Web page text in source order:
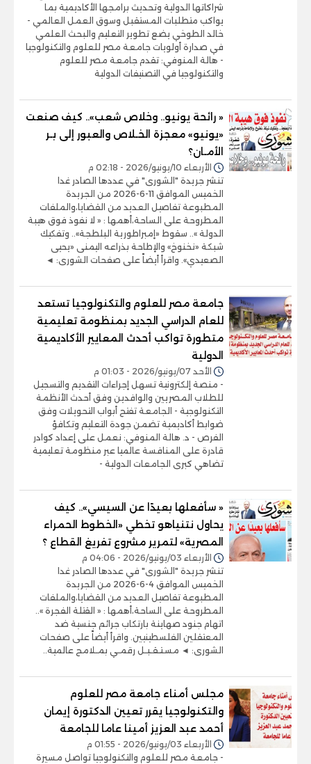
شراكاتها الدولية وتحديث برامجها الأكاديمية بما
يواكب متطلبات المستقبل وسوق العمل العالمي -
خالد الطوخي يضع تطوير التعليم والبحث العلمي
في صدارة أولويات جامعة مصر للعلوم والتكنولوجيا
- هالة المنوفي: تقدم جامعة مصر للعلوم
والتكنولوجيا في التصنيفات الدولية
« رائحة يونيو.. وخلاص شعب».. كيف صنعت
«يونيو» معجزة الخـلاص والعبور إلى بـر
الأمـان؟
الأربعاء 10/يونيو/2026 - 02:18 م
تنشر جريدة "الشورى" في عددها الصادر غدا
الخميس الموافق 11-6-2026 من الجريدة
المطبوعة تفاصيل العديد من القضايا،والملفات
المطروحة على الساحة،أهمها : « لا نفوذ فوق هيبة
الدولة ».. سقوط «إمبراطورية البلطجة».. وتفكيك
شبكة «نخنوخ» والإطاحة بذراعه اليمنى «يحيى
الصعيدي». واقرأ أيضاً على صفحات الشورى: ◄
جامعة مصر للعلوم والتكنولوجيا تستعد
للعام الدراسي الجديد بمنظومة تعليمية
متطورة تواكب أحدث المعايير الأكاديمية
الدولية
الأحد 07/يونيو/2026 - 01:03 م
- منصة إلكترونية تسهل إجراءات التقديم والتسجيل
للطلاب المصريين والوافدين وفق أحدث الأنظمة
التكنولوجية - الجامعة تفتح أبواب التحويلات وفق
ضوابط أكاديمية تضمن جودة التعليم وتكافؤ
الفرص - د. هالة المنوفي: نعمل على إعداد كوادر
قادرة على المنافسة عالميا عبر منظومة تعليمية
تضاهي كبرى الجامعات الدولية -
« سأفعلها بعيدًا عن السيسي».. كيف
يحاول نتنياهو تخطي «الخطوط الحمراء
المصرية» لتمرير مشروع تفريغ القطاع ؟
الأربعاء 03/يونيو/2026 - 04:06 م
تنشر جريدة "الشورى" في عددها الصادر غدا
الخميس الموافق 4-6-2026 من الجريدة
المطبوعة تفاصيل العديد من القضايا،والملفات
المطروحة على الساحة،أهمها : « القتلة الفجرة »..
اتهام جنود صهاينة بارتكاب جرائم جنسية ضد
المعتقلين الفلسطينيين. واقرأ أيضاً على صفحات
الشورى: ◄ مسـتـقـبـل رقمـي بمـلامح عالمية..
مجلس أمناء جامعة مصر للعلوم
والتكنولوجيا يقرر تعيين الدكتورة إيمان
أحمد عبد العزيز أمينا عاما للجامعة
الأربعاء 03/يونيو/2026 - 01:55 م
- جامعة مصر للعلوم والتكنولوجيا تواصل مسيرة